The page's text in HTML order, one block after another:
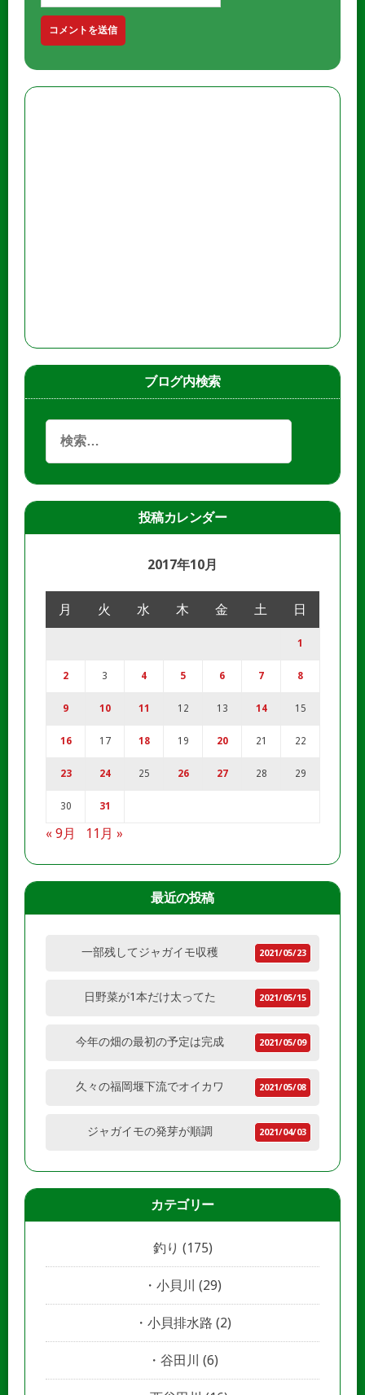
ブログ内検索
投稿カレンダー
2017年10月
月 火 水 木 金 土 日
1
2 3 4 5 6 7 8
9 10 11 12 13 14 15
16 17 18 19 20 21 22
23 24 25 26 27 28 29
30 31
« 9月 11月 »
最近の投稿
一部残してジャガイモ収穫 2021/05/23
日野菜が1本だけ太ってた 2021/05/15
今年の畑の最初の予定は完成 2021/05/09
久々の福岡堰下流でオイカワ 2021/05/08
ジャガイモの発芽が順調 2021/04/03
カテゴリー
釣り (175)
小貝川 (29)
小貝排水路 (2)
谷田川 (6)